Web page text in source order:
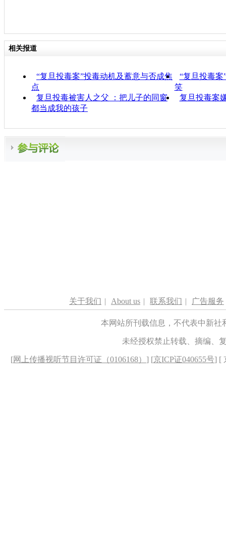
相关报道
“复旦投毒案”投毒动机及蓄意与否成焦
点
“复旦投毒
笑
复旦投毒被害人之父 ：把儿子的同窗
都当成我的孩子
复旦投毒案
关于我们 | About us | 联系我们 | 广告服务
本网站所刊载信息，不代表中新
未经授权禁止转载、摘编、
[网上传播视听节目许可证（0106168） ] [京ICP证040655号] [